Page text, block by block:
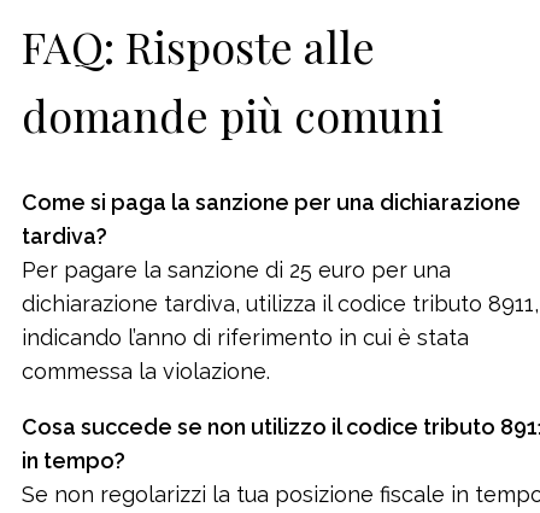
FAQ: Risposte alle
domande più comuni
Come si paga la sanzione per una dichiarazione
tardiva?
Per pagare la sanzione di 25 euro per una
dichiarazione tardiva, utilizza il codice tributo 8911,
indicando l’anno di riferimento in cui è stata
commessa la violazione.
Cosa succede se non utilizzo il codice tributo
in tempo?
Se non regolarizzi la tua posizione fiscale in